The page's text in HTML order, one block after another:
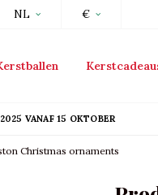
NL €
VANAF 15 OKTOBER
Christmas ornaments